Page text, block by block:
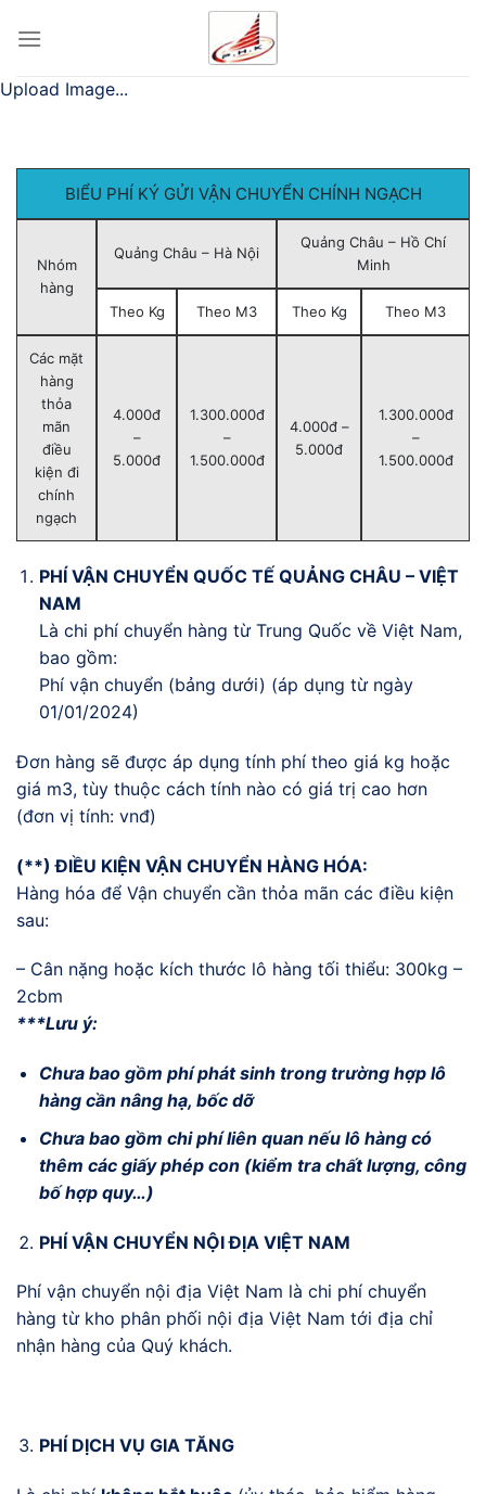
đến
dung
Upload Image...
BIỂU PHÍ KÝ GỬI VẬN CHUYỂN CHÍNH NGẠCH
Nhóm
hàng
Quảng Châu – Hà Nội
Quảng Châu – Hồ Chí
Minh
Theo Kg Theo M3 Theo Kg Theo M3
Các mặt
hàng
thỏa
mãn
điều
kiện đi
chính
ngạch
4.000đ
–
5.000đ
1.300.000đ
–
1.500.000đ
4.000đ –
5.000đ
1.300.000đ
–
1.500.000đ
PHÍ VẬN CHUYỂN QUỐC TẾ QUẢNG CHÂU – VIỆT
NAM
Là chi phí chuyển hàng từ Trung Quốc về Việt Nam,
bao gồm:
Phí vận chuyển (bảng dưới) (áp dụng từ ngày
01/01/2024)
Đơn hàng sẽ được áp dụng tính phí theo giá kg hoặc
giá m3, tùy thuộc cách tính nào có giá trị cao hơn
(đơn vị tính: vnđ)
(**) ĐIỀU KIỆN VẬN CHUYỂN HÀNG HÓA:
Hàng hóa để Vận chuyển cần thỏa mãn các điều kiện
sau:
– Cân nặng hoặc kích thước lô hàng tối thiểu: 300kg –
2cbm
***Lưu ý:
Chưa bao gồm phí phát sinh trong trường hợp lô
hàng cần nâng hạ, bốc dỡ
Chưa bao gồm chi phí liên quan nếu lô hàng có
thêm các giấy phép con (kiểm tra chất lượng, công
bố hợp quy…)
PHÍ VẬN CHUYỂN NỘI ĐỊA VIỆT NAM
Phí vận chuyển nội địa Việt Nam là chi phí chuyển
hàng từ kho phân phối nội địa Việt Nam tới địa chỉ
nhận hàng của Quý khách.
PHÍ DỊCH VỤ GIA TĂNG